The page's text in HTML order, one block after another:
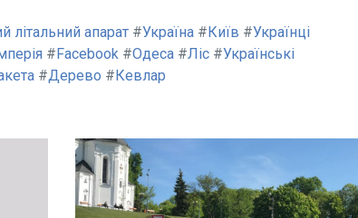
літальний апарат #Україна # Київ #Українці
# Facebook #Одеса #Ліс #Українські
#Дерево # Кевлар